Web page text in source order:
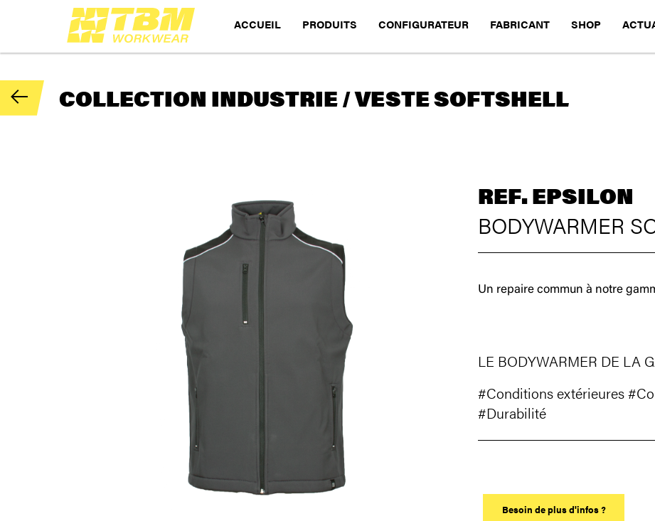
ACCUEIL PRODUITS CONFIGURATEUR FABRICANT SHOP
COLLECTION INDUSTRIE / VESTE SOFTSHELL
REF. EPSILON
BODYWARMER
Un repaire commun à notre
LE BODYWARMER DE LA
#Conditions extérieures
#Durabilité
Besoin de plus d'infos ?